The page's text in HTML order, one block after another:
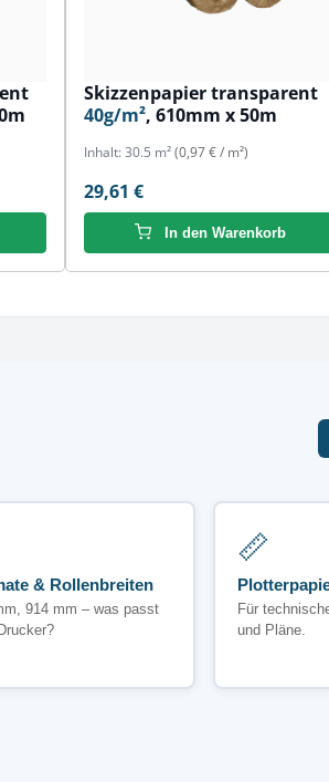
Skizzenpapier transparent
40g/m², 610mm x 50m
Inhalt: 30.5 m²(0,97 € / m²)
29,61 €
In den Warenkorb
& Rollenbreiten
914 mm – was passt
📏
Für
und Pläne.